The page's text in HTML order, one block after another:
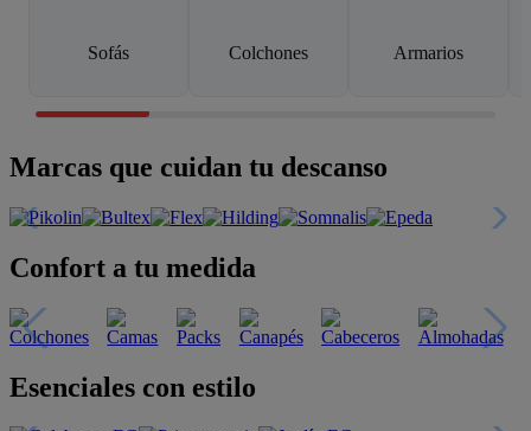
Sofás Colchones Armarios
Marcas que cuidan tu descanso
Confort a tu medida
Esenciales con estilo